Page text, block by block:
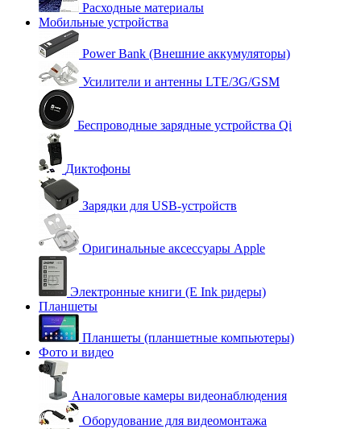
Расходные материалы
Мобильные устройства
Power Bank (Внешние аккумуляторы)
Усилители и антенны LTE/3G/GSM
Беспроводные зарядные устройства Qi
Диктофоны
Зарядки для USB-устройств
Оригинальные аксессуары Apple
Электронные книги (E Ink ридеры)
Планшеты
Планшеты (планшетные компьютеры)
Фото и видео
Аналоговые камеры видеонаблюдения
Оборудование для видеомонтажа